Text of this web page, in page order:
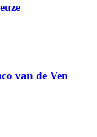
van de Ven